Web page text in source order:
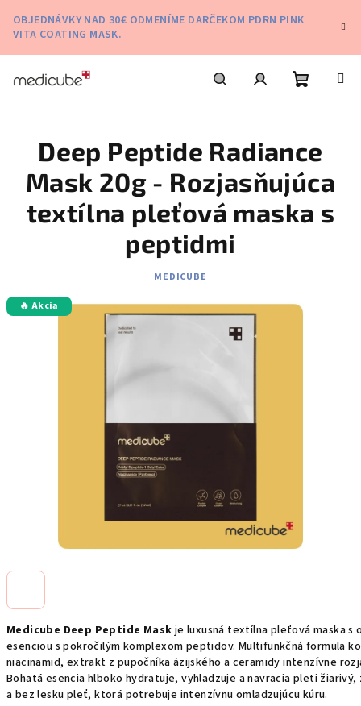
obsah
OBJEDNÁVKY NAD 30€ ODMENÍME DARČEKOM PDRN PINK
VITA COATING MASK.
košík
Medicube Deep Peptide Maskje luxusná textílna pleťová maska s
esenciou s pokročilým komplexom peptidov. Multifunkčná formula
niacinamid, extrakt z pupočníka ázijského a ceramidy intenzívne
Bohatá esencia hlboko hydratuje, vyhladzuje a navracia pleti
a bez lesku pleť, ktorá potrebuje intenzívnu omladzujúcu kúru.
Deep Peptide Radiance
Mask 20g - Rozjasňujúca
textílna pleťová maska s
peptidmi
MEDICUBE
🔥 Akcia